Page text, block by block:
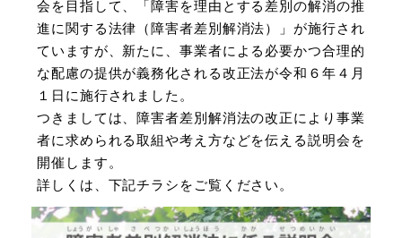
会を目指して、「障害を理由とする差別の解消の推
進に関する法律（障害者差別解消法）」が施行され
ていますが、新たに、事業者による必要かつ合理的
な配慮の提供が義務化される改正法が令和６年４月
１日に施行されました。
つきましては、障害者差別解消法の改正により事業
者に求められる取組や考え方などを伝える説明会を
開催します。
詳しくは、下記チラシをご覧ください。